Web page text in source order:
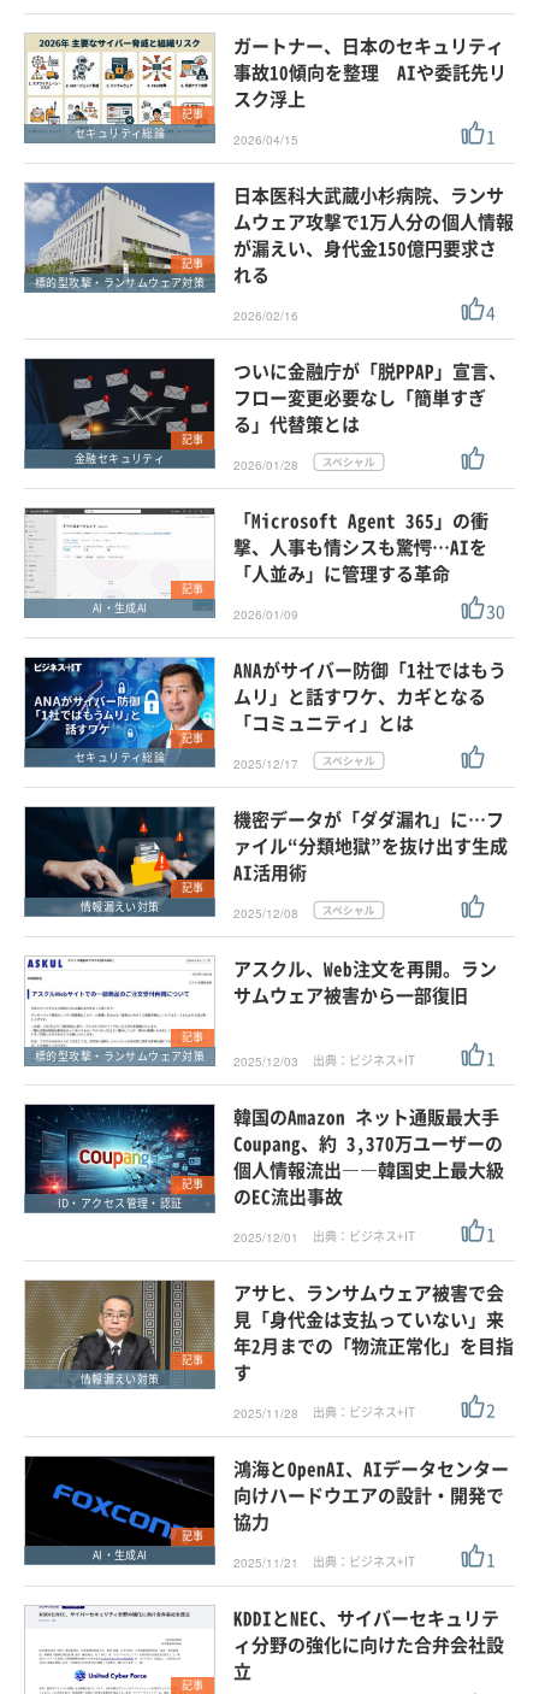
記事
セキュリティ総論
ガートナー、日本のセキュリティ
事故10傾向を整理 AIや委託先リ
スク浮上
2026/04/15 1
記事
標的型攻撃・ランサムウェア対策
日本医科大武蔵小杉病院、ランサ
ムウェア攻撃で1万人分の個人情報
が漏えい、身代金150億円要求さ
れる
2026/02/16 4
記事
金融セキュリティ
ついに金融庁が「脱PPAP」宣言、
フロー変更必要なし「簡単すぎ
る」代替策とは
2026/01/28
記事
AI・生成AI
「Microsoft Agent 365」の衝
撃、人事も情シスも驚愕…AIを
「人並み」に管理する革命
2026/01/09 30
記事
セキュリティ総論
ANAがサイバー防御「1社ではもう
ムリ」と話すワケ、カギとなる
「コミュニティ」とは
2025/12/17
記事
情報漏えい対策
機密データが「ダダ漏れ」に…フ
ァイル“分類地獄”を抜け出す生成
AI活用術
2025/12/08
記事
標的型攻撃・ランサムウェア対策
アスクル、Web注文を再開。ラン
サムウェア被害から一部復旧
2025/12/03 出典：ビジネス+IT 1
記事
ID・アクセス管理・認証
韓国のAmazon ネット通販最大手
Coupang、約 3,370万ユーザーの
個人情報流出――韓国史上最大級
のEC流出事故
2025/12/01 出典：ビジネス+IT 1
記事
情報漏えい対策
アサヒ、ランサムウェア被害で会
見「身代金は支払っていない」来
年2月までの「物流正常化」を目指
す
2025/11/28 出典：ビジネス+IT 2
記事
AI・生成AI
鴻海とOpenAI、AIデータセンター
向けハードウエアの設計・開発で
協力
2025/11/21 出典：ビジネス+IT 1
記事
KDDIとNEC、サイバーセキュリテ
ィ分野の強化に向けた合弁会社設
立